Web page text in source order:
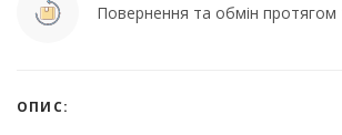
Повернення та обмін протягом
ОПИС: